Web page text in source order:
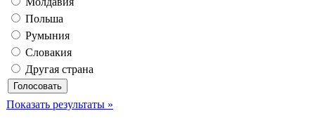
Польша
Румыния
Словакия
Другая страна
Показать результаты »